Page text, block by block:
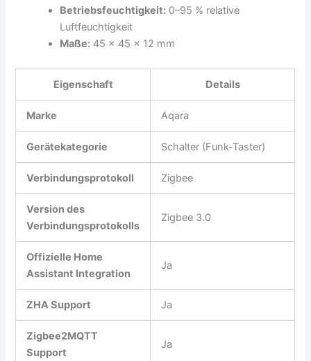
Betriebsfeuchtigkeit: 0–95 % relative
Luftfeuchtigkeit
Maße: 45 × 45 × 12 mm
Eigenschaft Details
Marke Aqara
Gerätekategorie Schalter (Funk-Taster)
Verbindungsprotokoll Zigbee
Version des
Verbindungsprotokolls
Zigbee 3.0
Offizielle Home
Assistant Integration
Ja
ZHA Support Ja
Zigbee2MQTT
Support
Ja